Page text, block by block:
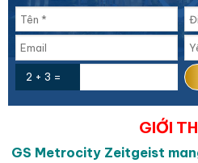
2 + 3 =
GIỚI
GS Metrocity Zeitgeist